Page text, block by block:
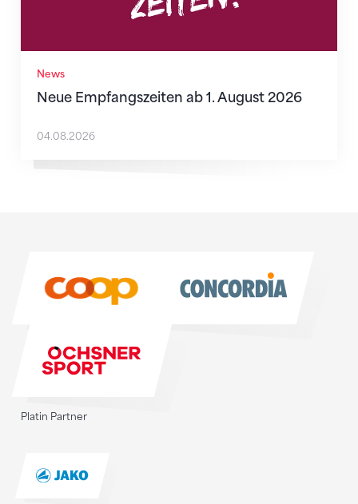
News
Neue Empfangszeiten ab 1. August 2026
04.08.2026
Platin Partner